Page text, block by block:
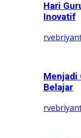
Hari
Inovatif
Menjadi
Belajar